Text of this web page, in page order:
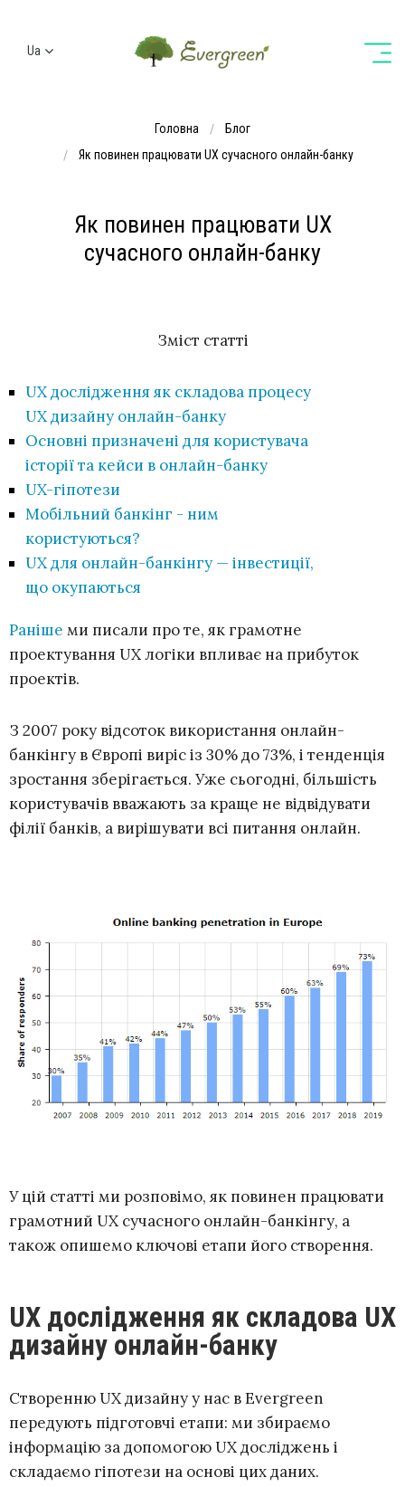
Ua
Головна
Блог
Як повинен працювати UX сучасного онлайн-банку
Як повинен працювати UX
сучасного онлайн-банку
Зміст статті
UX дослідження як складова процесу
UX дизайну онлайн-банку
Основні призначені для користувача
історії та кейси в онлайн-банку
UX-гіпотези
Мобільний банкінг - ним
користуються?
UX для онлайн-банкінгу — інвестиції,
що окупаються
Раніше ми писали про те, як грамотне
проектування UX логіки впливає на прибуток
проектів.
З 2007 року відсоток використання онлайн-
банкінгу в Європі виріс із 30% до 73%, і тенденція
зростання зберігається. Уже сьогодні, більшість
користувачів вважають за краще не відвідувати
філії банків, а вирішувати всі питання онлайн.
У цій статті ми розповімо, як повинен працювати
грамотний UX сучасного онлайн-банкінгу, а
також опишемо ключові етапи його створення.
UX дослідження як складова UX
дизайну онлайн-банку
Створенню UX дизайну у нас в Evergreen
передують підготовчі етапи: ми збираємо
інформацію за допомогою UX досліджень і
складаємо гіпотези на основі цих даних.